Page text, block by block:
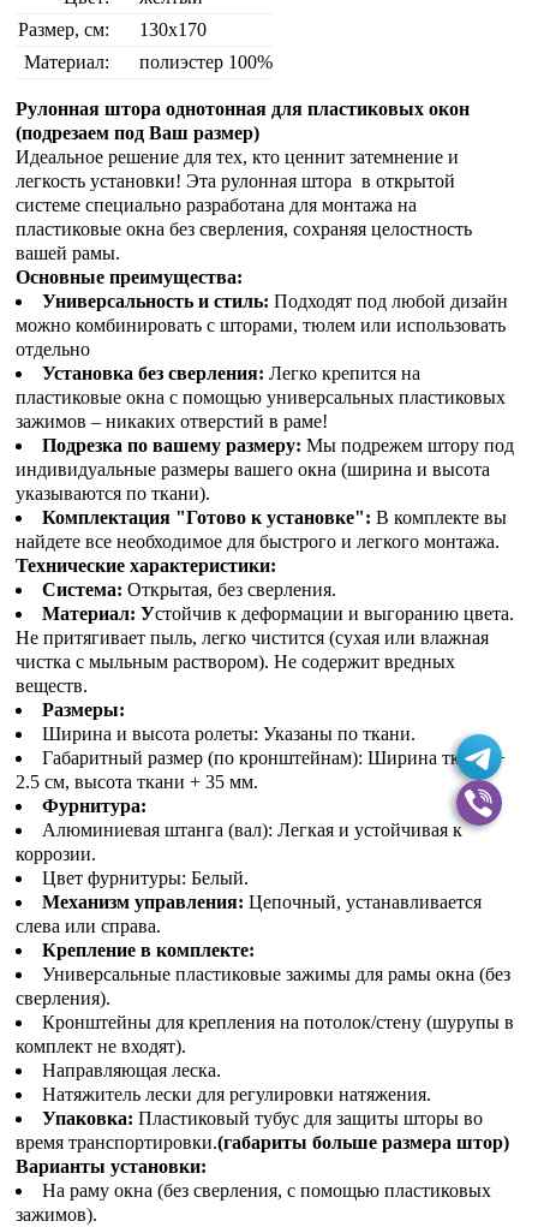
Размер, см:
130х170
Материал:
полиэстер 100%
Рулонная штора однотонная для пластиковых окон
(подрезаем под Ваш размер)
Идеальное решение для тех, кто ценнит затемнение и
легкость установки! Эта рулонная штора в открытой
системе специально разработана для монтажа на
пластиковые окна без сверления, сохраняя целостность
вашей рамы.
Основные преимущества:
Универсальность и стиль: Подходят под любой дизайн
можно комбинировать с шторами, тюлем или использовать
отдельно
Установка без сверления: Легко крепится на
пластиковые окна с помощью универсальных пластиковых
зажимов – никаких отверстий в раме!
Подрезка по вашему размеру: Мы подрежем штору под
индивидуальные размеры вашего окна (ширина и высота
указываются по ткани).
Комплектация "Готово к установке": В комплекте вы
найдете все необходимое для быстрого и легкого монтажа.
Технические характеристики:
Система: Открытая, без сверления.
Материал: Устойчив к деформации и выгоранию цвета.
Не притягивает пыль, легко чистится (сухая или влажная
чистка с мыльным раствором). Не содержит вредных
веществ.
Размеры:
Ширина и высота ролеты: Указаны по ткани.
Габаритный размер (по кронштейнам): Ширина ткани +
2.5 см, высота ткани + 35 мм.
Фурнитура:
Алюминиевая штанга (вал): Легкая и устойчивая к
коррозии.
Цвет фурнитуры: Белый.
Механизм управления: Цепочный, устанавливается
слева или справа.
Крепление в комплекте:
Универсальные пластиковые зажимы для рамы окна (без
сверления).
Кронштейны для крепления на потолок/стену (шурупы в
комплект не входят).
Направляющая леска.
Натяжитель лески для регулировки натяжения.
Упаковка: Пластиковый тубус для защиты шторы во
время транспортировки.(габариты больше размера штор)
Варианты установки:
На раму окна (без сверления, с помощью пластиковых
зажимов).